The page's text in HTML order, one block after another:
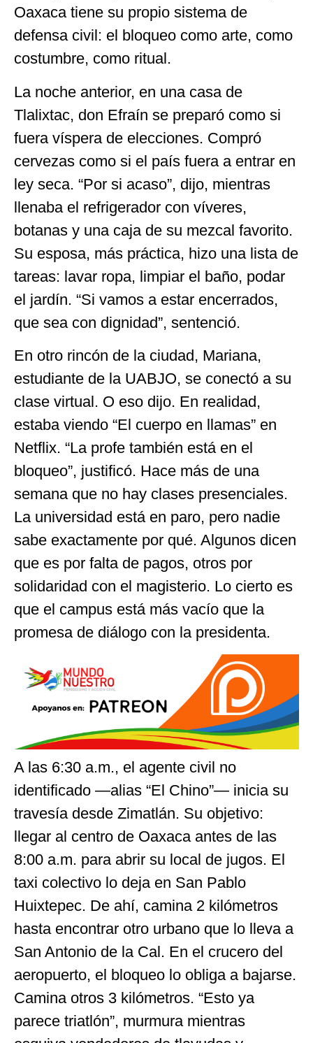
Oaxaca tiene su propio sistema de
defensa civil: el bloqueo como arte, como
costumbre, como ritual.
La noche anterior, en una casa de
Tlalixtac, don Efraín se preparó como si
fuera víspera de elecciones. Compró
cervezas como si el país fuera a entrar en
ley seca. “Por si acaso”, dijo, mientras
llenaba el refrigerador con víveres,
botanas y una caja de su mezcal favorito.
Su esposa, más práctica, hizo una lista de
tareas: lavar ropa, limpiar el baño, podar
el jardín. “Si vamos a estar encerrados,
que sea con dignidad”, sentenció.
En otro rincón de la ciudad, Mariana,
estudiante de la UABJO, se conectó a su
clase virtual. O eso dijo. En realidad,
estaba viendo “El cuerpo en llamas” en
Netflix. “La profe también está en el
bloqueo”, justificó. Hace más de una
semana que no hay clases presenciales.
La universidad está en paro, pero nadie
sabe exactamente por qué. Algunos dicen
que es por falta de pagos, otros por
solidaridad con el magisterio. Lo cierto es
que el campus está más vacío que la
promesa de diálogo con la presidenta.
A las 6:30 a.m., el agente civil no
identificado —alias “El Chino”— inicia su
travesía desde Zimatlán. Su objetivo:
llegar al centro de Oaxaca antes de las
8:00 a.m. para abrir su local de jugos. El
taxi colectivo lo deja en San Pablo
Huixtepec. De ahí, camina 2 kilómetros
hasta encontrar otro urbano que lo lleva a
San Antonio de la Cal. En el crucero del
aeropuerto, el bloqueo lo obliga a bajarse.
Camina otros 3 kilómetros. “Esto ya
parece triatlón”, murmura mientras